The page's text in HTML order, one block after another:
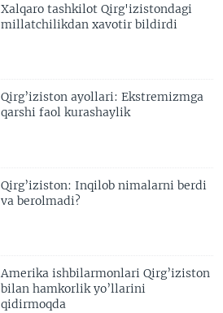
Xalqaro tashkilot Qirg'izistondagi
millatchilikdan xavotir bildirdi
Qirg’iziston ayollari: Ekstremizmga
qarshi faol kurashaylik
Qirg’iziston: Inqilob nimalarni berdi
va berolmadi?
Amerika ishbilarmonlari Qirg’iziston
bilan hamkorlik yo’llarini
qidirmoqda